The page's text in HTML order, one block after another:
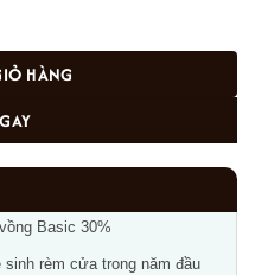
Nguyễn Huy Tưởng MSJ 301
HÀNG
Basic 30%
rèm cửa trong năm đầu